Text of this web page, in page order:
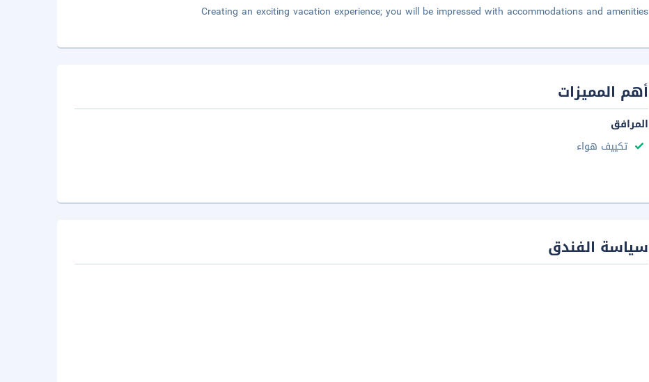
Creating an exciting vacation experience; you will be impressed with accommodations and amenities
أهم المميزات
المرافق
تكييف هواء
سياسة الفندق